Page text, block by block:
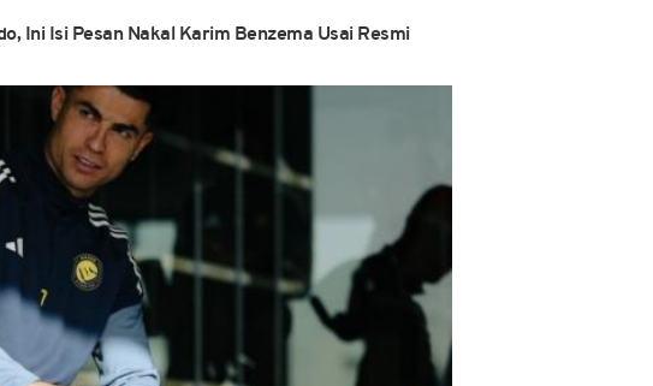
Ini Isi Pesan Nakal Karim Benzema Usai Resmi